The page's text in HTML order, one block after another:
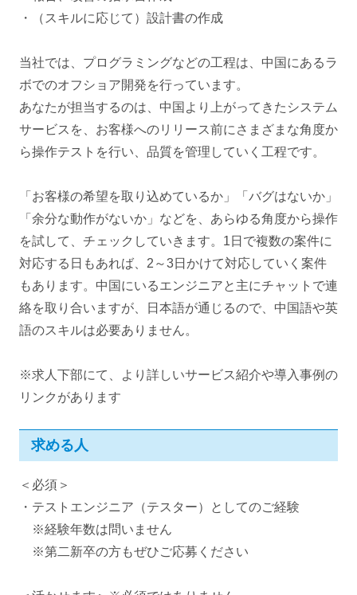
・（スキルに応じて）設計書の作成
当社では、プログラミングなどの工程は、中国にあるラ
ボでのオフショア開発を行っています。
あなたが担当するのは、中国より上がってきたシステム
サービスを、お客様へのリリース前にさまざまな角度か
ら操作テストを行い、品質を管理していく工程です。
「お客様の希望を取り込めているか」「バグはないか」
「余分な動作がないか」などを、あらゆる角度から操作
を試して、チェックしていきます。1日で複数の案件に
対応する日もあれば、2～3日かけて対応していく案件
もあります。中国にいるエンジニアと主にチャットで連
絡を取り合いますが、日本語が通じるので、中国語や英
語のスキルは必要ありません。
※求人下部にて、より詳しいサービス紹介や導入事例の
リンクがあります
求める人
＜必須＞
・テストエンジニア（テスター）としてのご経験
※経験年数は問いません
※第二新卒の方もぜひご応募ください